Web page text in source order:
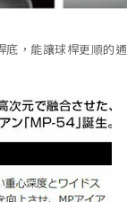
，能讓球桿更順的